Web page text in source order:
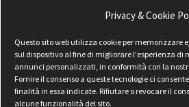
Privacy & Cookie
Questo sito web utilizza cookie per memorizzare
sul dispositivo al fine di migliorare l'esperienza di
annunci personalizzati, in conformità con la
Fornire il consenso a queste tecnologie ci
finalità in essa indicate. Rifiutare o revocare il
alcune funzionalità del sito.